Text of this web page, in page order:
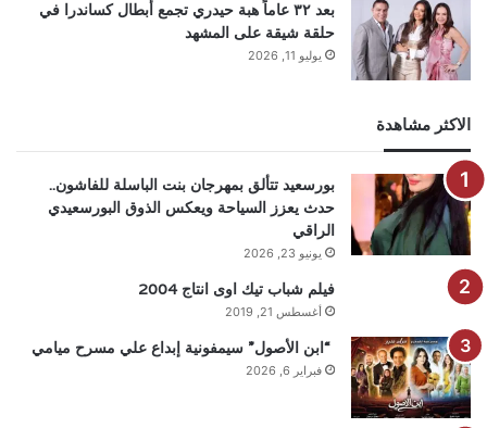
بعد ٣٢ عاماً هبة حيدري تجمع أبطال كساندرا في
حلقة شيقة على المشهد
يوليو 11, 2026
الاكثر مشاهدة
بورسعيد تتألق بمهرجان بنت الباسلة للفاشون..
حدث يعزز السياحة ويعكس الذوق البورسعيدي
الراقي
يونيو 23, 2026
فيلم شباب تيك اوى انتاج 2004
أغسطس 21, 2019
“ابن الأصول” سيمفونية إبداع علي مسرح ميامي
فبراير 6, 2026